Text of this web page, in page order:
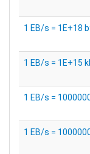
1 EB/s = 1E+18
1 EB/s = 1E+15
1 EB/s =
1 EB/s =